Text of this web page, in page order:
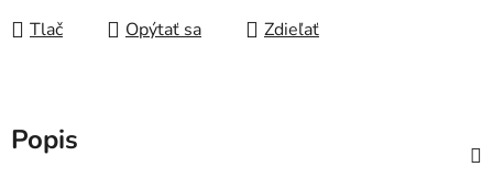
Tlač Opýtať sa Zdieľať
Popis